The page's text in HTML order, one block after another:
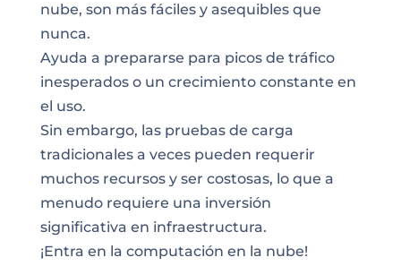
nube, son más fáciles y asequibles que
nunca.
Ayuda a prepararse para picos de tráfico
inesperados o un crecimiento constante en
el uso.
Sin embargo, las pruebas de carga
tradicionales a veces pueden requerir
muchos recursos y ser costosas, lo que a
menudo requiere una inversión
significativa en infraestructura.
¡Entra en la computación en la nube!